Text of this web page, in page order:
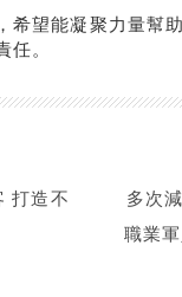
希望能凝聚力量幫
。
打造不
多次
職業